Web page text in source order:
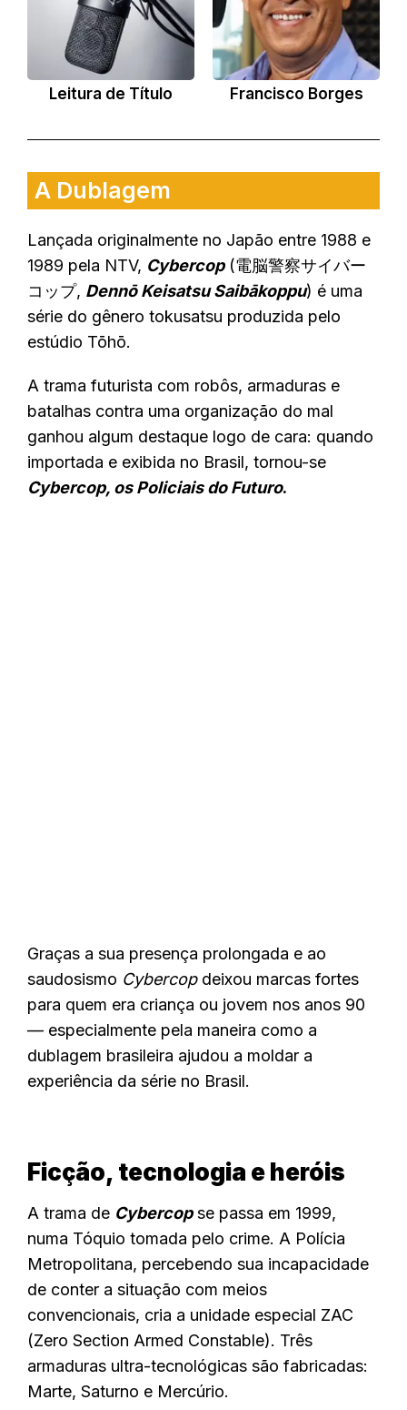
Leitura de Título Francisco Borges
A Dublagem
Lançada originalmente no Japão entre 1988 e
1989 pela NTV, Cybercop(電脳警察サイバー
コップ, Dennō Keisatsu Saibākoppu) é uma
série do gênero tokusatsu produzida pelo
estúdio Tōhō.
A trama futurista com robôs, armaduras e
batalhas contra uma organização do mal
ganhou algum destaque logo de cara: quando
importada e exibida no Brasil, tornou-se
Cybercop, os Policiais do Futuro.
Graças a sua presença prolongada e ao
saudosismo Cybercopdeixou marcas fortes
para quem era criança ou jovem nos anos 90
— especialmente pela maneira como a
dublagem brasileira ajudou a moldar a
experiência da série no Brasil.
Ficção, tecnologia e heróis
A trama de Cybercopse passa em 1999,
numa Tóquio tomada pelo crime. A Polícia
Metropolitana, percebendo sua incapacidade
de conter a situação com meios
convencionais, cria a unidade especial ZAC
(Zero Section Armed Constable). Três
armaduras ultra-tecnológicas são fabricadas:
Marte, Saturno e Mercúrio.